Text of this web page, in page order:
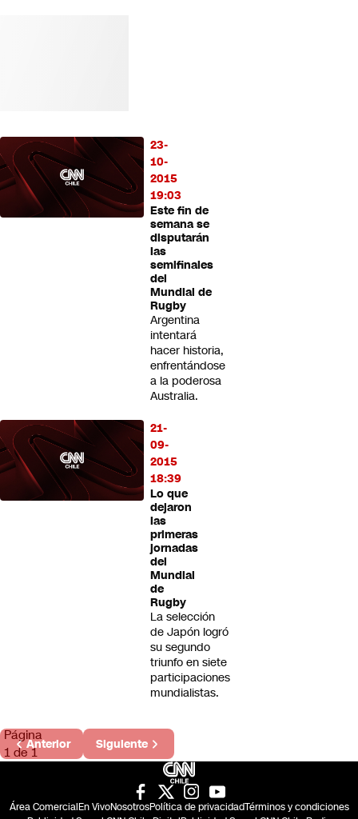
23-
10-
2015
19:03
Este fin de
semana se
disputarán
las
semifinales
del
Mundial de
Rugby
Argentina
intentará
hacer historia,
enfrentándose
a la poderosa
Australia.
21-
09-
2015
18:39
Lo que
dejaron
las
primeras
jornadas
del
Mundial
de
Rugby
La selección
de Japón logró
su segundo
triunfo en siete
participaciones
mundialistas.
Página
1 de 1
Anterior Siguiente
Área ComercialEn VivoNosotrosPolítica de privacidadTérminos y condiciones